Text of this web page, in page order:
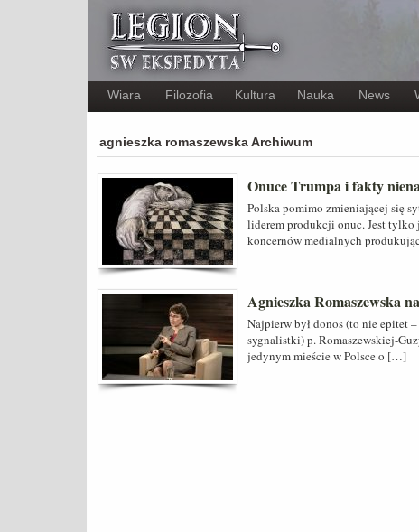
Wiara Filozofia Kultura Nauka News
agnieszka romaszewska Archiwum
Onuce Trumpa i fakty
Polska pomimo zmieniającej się
liderem produkcji onuc. Jest tylko
koncernów medialnych
Agnieszka Romaszewska
Najpierw był donos (to nie epitet
sygnalistki) p. Romaszewskiej-
jedynym mieście w Polsce o […]